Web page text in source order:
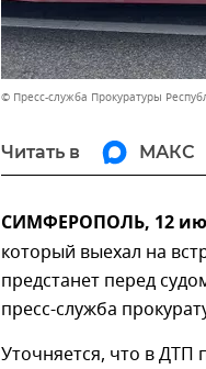
© Пресс-служба Прокуратуры
Читать в МАКС
СИМФЕРОПОЛЬ, 12
который выехал на
предстанет перед
пресс-служба
Уточняется, что в ДТП